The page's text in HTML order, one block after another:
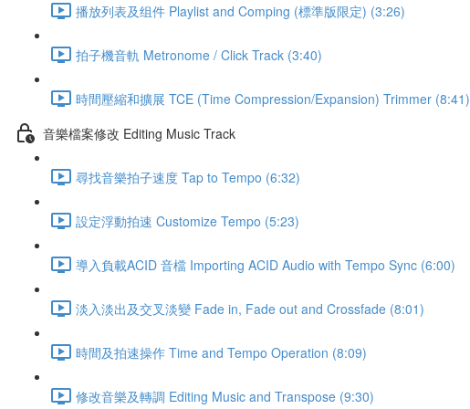
播放列表及组件 Playlist and Comping (標準版限定) (3:26)
拍子機音軌 Metronome / Click Track (3:40)
時間壓縮和擴展 TCE (Time Compression/Expansion) Trimmer (8:41)
音樂檔案修改 Editing Music Track
尋找音樂拍子速度 Tap to Tempo (6:32)
設定浮動拍速 Customize Tempo (5:23)
導入負載ACID 音檔 Importing ACID Audio with Tempo Sync (6:00)
淡入淡出及交叉淡變 Fade in, Fade out and Crossfade (8:01)
時間及拍速操作 Time and Tempo Operation (8:09)
修改音樂及轉調 Editing Music and Transpose (9:30)